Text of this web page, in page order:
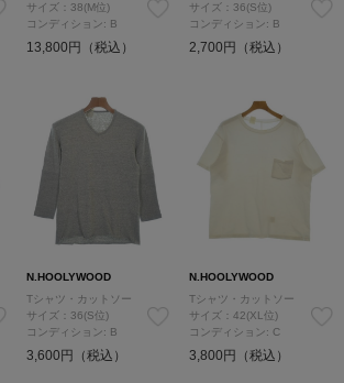
サイズ：38(M位)
コンディション: B
13,800円（税込）
サイズ：36(S位)
コンディション: B
2,700円（税込）
N.HOOLYWOOD
Tシャツ・カットソー
サイズ：36(S位)
コンディション: B
3,600円（税込）
N.HOOLYWOOD
Tシャツ・カットソー
サイズ：42(XL位)
コンディション: C
3,800円（税込）